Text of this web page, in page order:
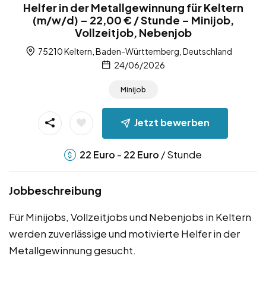
Helfer in der Metallgewinnung für Keltern
(m/w/d) – 22,00 € / Stunde – Minijob,
Vollzeitjob, Nebenjob
75210 Keltern, Baden-Württemberg, Deutschland
24/06/2026
Minijob
Jetzt bewerben
22 Euro - 22 Euro / Stunde
Jobbeschreibung
Für Minijobs, Vollzeitjobs und Nebenjobs in Keltern
werden zuverlässige und motivierte Helfer in der
Metallgewinnung gesucht.